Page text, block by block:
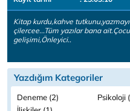
Kitap kurdu,kahve
çilercee...Tüm yazılar bana
gelişimi,Önleyici..
Yazdığım Kategoriler
Deneme (2)
Psikoloji